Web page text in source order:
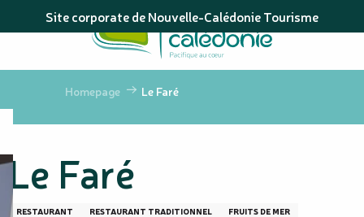
au
principal
Site corporate de Nouvelle-Calédonie Tourisme
Homepage Le Faré
Le Faré
RESTAURANT RESTAURANT TRADITIONNEL
FRUITS DE MER